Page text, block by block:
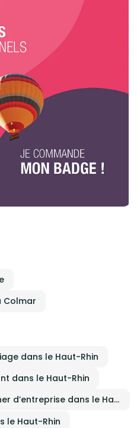
votre événement, qu'il s'agisse
Nous vous proposons des
carton, fleurs…) pour étonner et
toute sérénité.
Colmar
dans le Haut-Rhin
dans le Haut-Rhin
Traiteur pour petit-déjeuner d’entreprise dans le Haut-Rhin
le Haut-Rhin